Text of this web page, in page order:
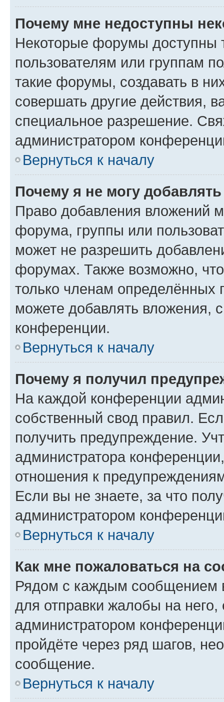
Почему мне недоступны
Некоторые форумы доступны
пользователям или группам
такие форумы, создавать в
совершать другие действия,
специальное разрешение.
администратором
Вернуться к началу
Почему я не могу
Право добавления вложений
форума, группы или
может не разрешить
форумах. Также возможно,
только членам определённых
можете добавлять вложения,
конференции.
Вернуться к началу
Почему я получил
На каждой конференции
собственный свод правил.
получить предупреждение.
администратора
отношения к
Если вы не знаете, за что
администратором
Вернуться к началу
Как мне пожаловаться на
Рядом с каждым сообщением
для отправки жалобы на
администратором
пройдёте через ряд шагов,
сообщение.
Вернуться к началу